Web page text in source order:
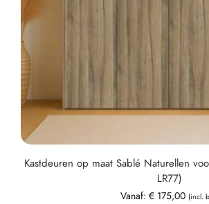
Kastdeuren op maat Sablé Naturellen
LR77)
Vanaf: €175,00 (incl.